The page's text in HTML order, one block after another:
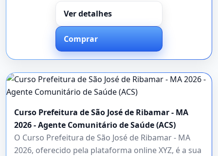
Ver detalhes
Comprar
Curso Prefeitura de São José de Ribamar - MA
2026 - Agente Comunitário de Saúde (ACS)
O Curso Prefeitura de São José de Ribamar - MA
2026, oferecido pela plataforma online XYZ, é a sua